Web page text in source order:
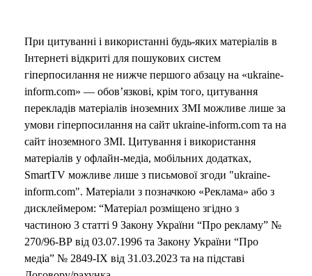
При цитуванні і використанні будь-яких матеріалів в
Інтернеті відкриті для пошукових систем
гіперпосилання не нижче першого абзацу на «ukraine-
inform.com» — обов’язкові, крім того, цитування
перекладів матеріалів іноземних ЗМІ можливе лише за
умови гіперпосилання на сайт ukraine-inform.com та на
сайт іноземного ЗМІ. Цитування і використання
матеріалів у офлайн-медіа, мобільних додатках,
SmartTV можливе лише з письмової згоди "ukraine-
inform.com". Матеріали з позначкою «Реклама» або з
дисклеймером: “Матеріал розміщено згідно з
частиною 3 статті 9 Закону України “Про рекламу” №
270/96-ВР від 03.07.1996 та Закону України “Про
медіа” № 2849-IX від 31.03.2023 та на підставі